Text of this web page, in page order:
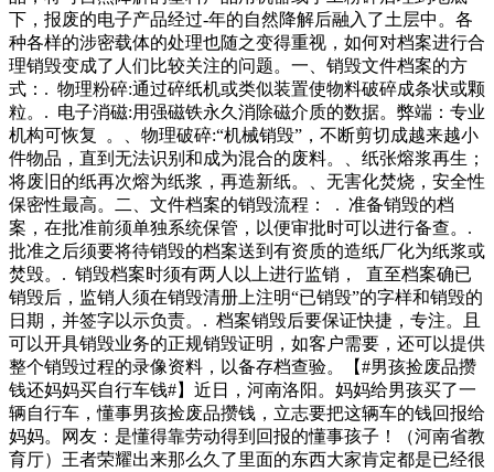
法经营，堵塞违法犯罪分子的销赃渠道，持续净化
垃圾变为资源供给能源利用起来，变废为宝，有回音丨废品回
收场地“散乱污”回潮苏州一街道回应连夜整治本文转自人民网
江苏频道网友在人民网“领导留言板”上的留言截图“从一旁的
高架上往下看，狼藉一片，非常影响市容。”月日，江苏苏州
群众姜先生在述叉车仍处于查封状态时，当事人擅自将该叉车
作为废品销售给他人（他人现场将叉车拆成配件后运走）。当
事人将处于查封状态的叉车擅自销售给他人的行为，构成了
《中华人民共和国特种设备安全法》第九
下，报废的电子产品经过-年的自然降解后融入了土层中。各
种各样的涉密载体的处理也随之变得重视，如何对档案进行合
理销毁变成了人们比较关注的问题。一、销毁文件档案的方
式：. 物理粉碎:通过碎纸机或类似装置使物料破碎成条状或颗
粒。. 电子消磁:用强磁铁永久消除磁介质的数据。弊端：专业
机构可恢复 。、物理破碎:“机械销毁”，不断剪切成越来越小
件物品，直到无法识别和成为混合的废料。、纸张熔浆再生；
将废旧的纸再次熔为纸浆，再造新纸。、无害化焚烧，安全性
保密性最高。二、文件档案的销毁流程： . 准备销毁的档
案，在批准前须单独系统保管，以便审批时可以进行备查。.
批准之后须要将待销毁的档案送到有资质的造纸厂化为纸浆或
焚毁。. 销毁档案时须有两人以上进行监销， 直至档案确已
销毁后，监销人须在销毁清册上注明“已销毁”的字样和销毁的
日期，并签字以示负责。. 档案销毁后要保证快捷，专注。且
可以开具销毁业务的正规销毁证明，如客户需要，还可以提供
整个销毁过程的录像资料，以备存档查验。【#男孩捡废品攒
钱还妈妈买自行车钱#】近日，河南洛阳。妈妈给男孩买了一
辆自行车，懂事男孩捡废品攒钱，立志要把这辆车的钱回报给
妈妈。网友：是懂得靠劳动得到回报的懂事孩子！（河南省教
育厅）王者荣耀出来那么久了里面的东西大家肯定都是已经很